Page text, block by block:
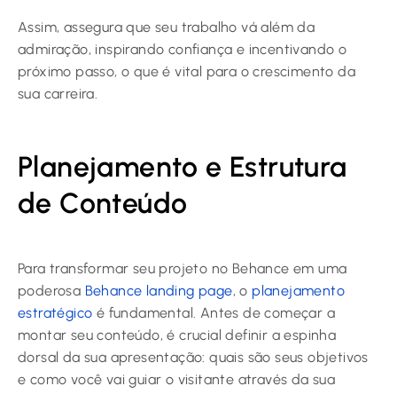
Assim, assegura que seu trabalho vá além da
admiração, inspirando confiança e incentivando o
próximo passo, o que é vital para o crescimento da
sua carreira.
Planejamento e Estrutura
de Conteúdo
Para transformar seu projeto no Behance em uma
poderosa Behance landing page, o planejamento
estratégico é fundamental. Antes de começar a
montar seu conteúdo, é crucial definir a espinha
dorsal da sua apresentação: quais são seus objetivos
e como você vai guiar o visitante através da sua